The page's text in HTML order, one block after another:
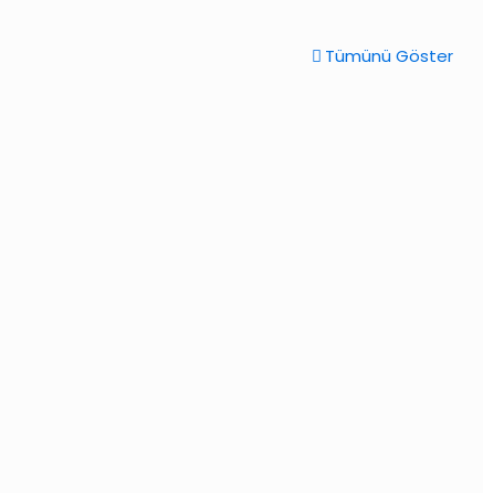
Tümünü Göster